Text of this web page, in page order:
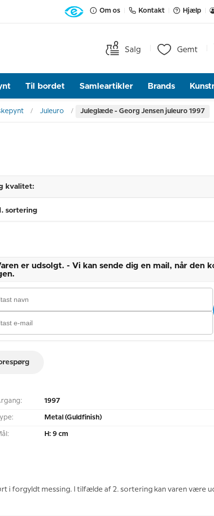
Om os Kontakt Hjælp
Salg Gemt
Til bordet Samleartikler Brands
Juleuro Juleglæde - Georg Jensen juleuro 1997
kvalitet:
sortering
er udsolgt. - Vi kan sende dig en mail, når den
1997
Metal (Guldfinish)
H: 9 cm
i forgyldt messing. I tilfælde af 2. sortering kan varen være